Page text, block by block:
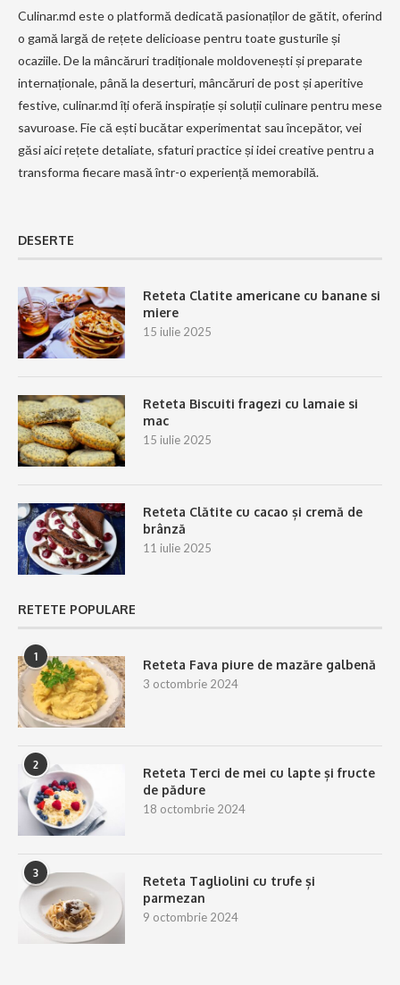
Culinar.md este o platformă dedicată pasionaților de gătit, oferind
o gamă largă de rețete delicioase pentru toate gusturile și
ocaziile. De la mâncăruri tradiționale moldovenești și preparate
internaționale, până la deserturi, mâncăruri de post și aperitive
festive, culinar.md îți oferă inspirație și soluții culinare pentru mese
savuroase. Fie că ești bucătar experimentat sau începător, vei
găsi aici rețete detaliate, sfaturi practice și idei creative pentru a
transforma fiecare masă într-o experiență memorabilă.
DESERTE
Reteta Clatite americane cu banane si
miere
15 iulie 2025
Reteta Biscuiti fragezi cu lamaie si
mac
15 iulie 2025
Reteta Clătite cu cacao și cremă de
brânză
11 iulie 2025
RETETE POPULARE
1
Reteta Fava piure de mazăre galbenă
3 octombrie 2024
2
Reteta Terci de mei cu lapte și fructe
de pădure
18 octombrie 2024
3
Reteta Tagliolini cu trufe și
parmezan
9 octombrie 2024